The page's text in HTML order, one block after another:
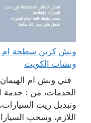
ونشات الكويت
فني ونش ام
الخدمات، من : خدمة
وتبديل زيت
اللازم، وسحب